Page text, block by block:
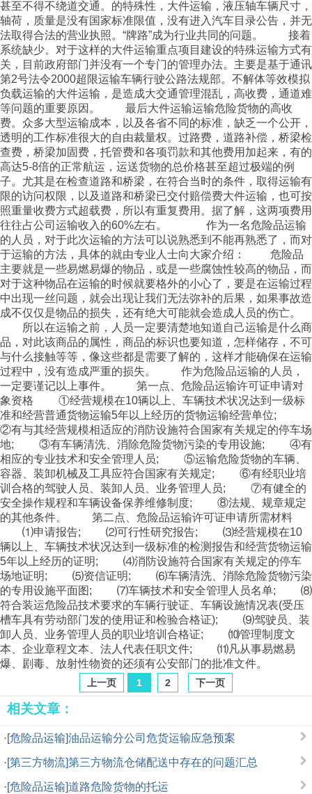
上一页 1 2 下一页
相关文章：
·[危险品运输]油品运输分公司危货运输应急预案
·[第三方物流]第三方物流仓储配送中存在的问题汇总
·[危险品运输]道路危险货物的托运